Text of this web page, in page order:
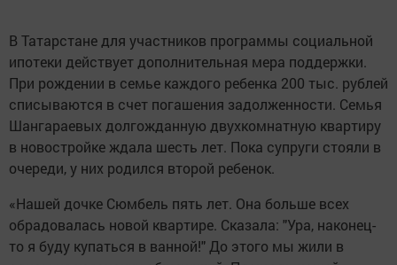
В Татарстане для участников программы социальной
ипотеки действует дополнительная мера поддержки.
При рождении в семье каждого ребенка 200 тыс. рублей
списываются в счет погашения задолженности. Семья
Шангараевых долгожданную двухкомнатную квартиру
в новостройке ждала шесть лет. Пока супруги стояли в
очереди, у них родился второй ребенок.
«Нашей дочке Сюмбель пять лет. Она больше всех
обрадовалась новой квартире. Сказала: "Ура, наконец-
то я буду купаться в ванной!" До этого мы жили в